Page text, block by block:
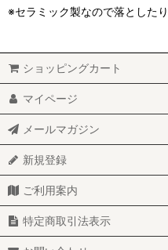
※セラミック製なので落とした
ショッピングカート
マイページ
メールマガジン
新規登録
ご利用案内
特定商取引法表示